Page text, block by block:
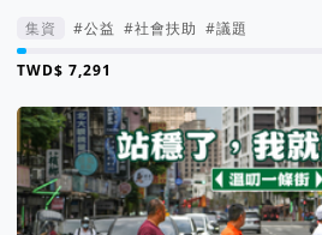
集資 #公益 #社會扶助 #議題
集資進度 2%